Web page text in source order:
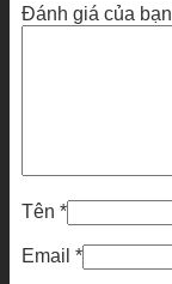
Đánh giá của bạn
Tên *
Email *